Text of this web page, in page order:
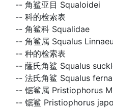
-- 角鲨亚目 Squaloidei
-- 科的检索表
-- 角鲨科 Squalidae
-- 角鲨属 Squalus
-- 种的检索表
-- 蕯氏角鲨 Squalus
-- 法氏角鲨 Squalus
-- 锯鲨属 Pristiophorus
-- 锯鲨 Pristiophorus